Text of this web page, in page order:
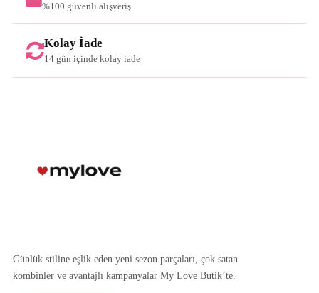
%100 güvenli alışveriş
Kolay İade
14 gün içinde kolay iade
Günlük stiline eşlik eden yeni sezon parçaları, çok satan
kombinler ve avantajlı kampanyalar My Love Butik’te.